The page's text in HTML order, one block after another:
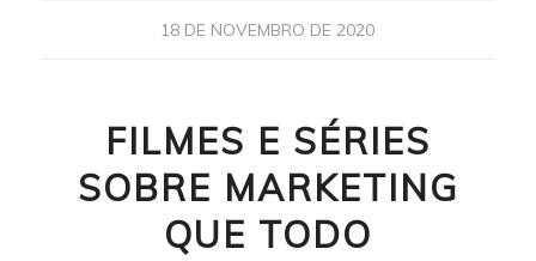
18 DE NOVEMBRO DE 2020
FILMES E SÉRIES
SOBRE MARKETING
QUE TODO